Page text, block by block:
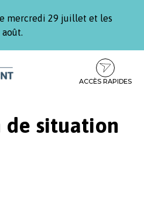
mercredi 29 juillet et les
ACCÈS RAPIDES
situation